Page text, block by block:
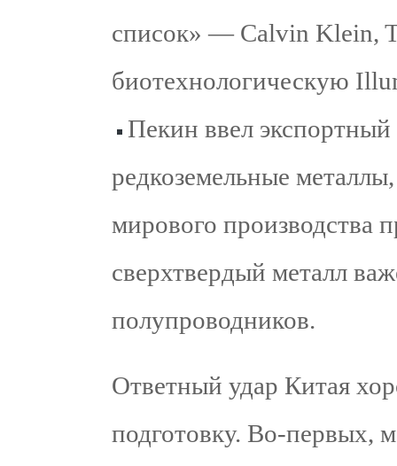
список» — Calvin Klein,
биотехнологическую
Пекин ввел
редкоземельные
мирового производства
сверхтвердый металл
полупроводников.
Ответный удар Китая
подготовку. Во-первых,